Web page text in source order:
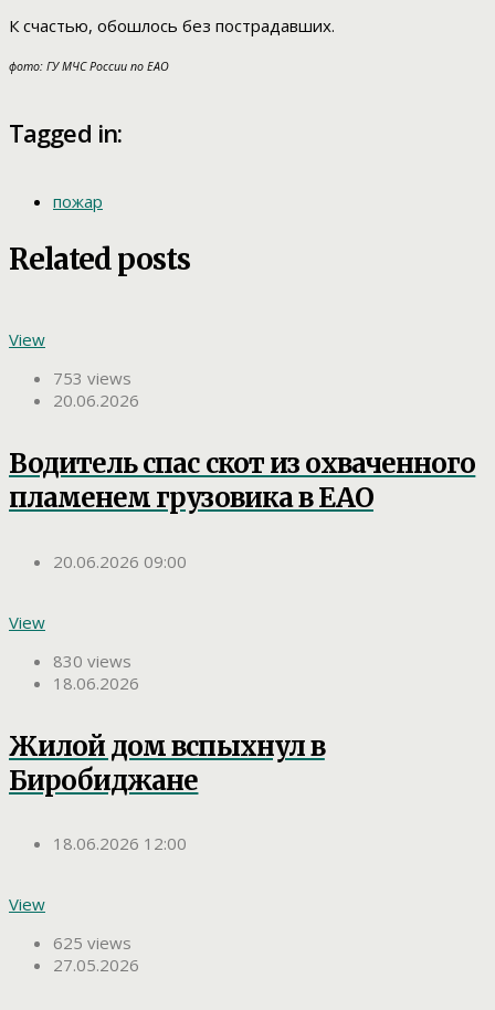
К счастью, обошлось без пострадавших.
фото: ГУ МЧС России по ЕАО
Tagged in:
пожар
Related posts
View
753 views
20.06.2026
Водитель спас скот из охваченного
пламенем грузовика в ЕАО
20.06.2026 09:00
View
830 views
18.06.2026
Жилой дом вспыхнул в
Биробиджане
18.06.2026 12:00
View
625 views
27.05.2026